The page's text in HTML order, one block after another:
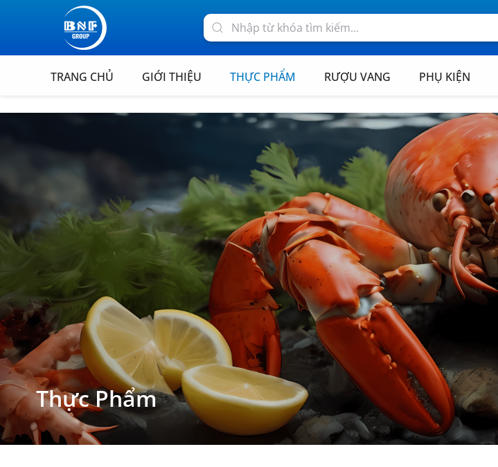
TRANG CHỦ GIỚI THIỆU THỰC PHẨM RƯỢU VANG PHỤ KIỆN
Thực Phẩm